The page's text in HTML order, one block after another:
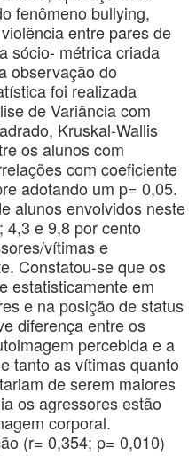
fenômeno bullying,
entre pares de
sócio- métrica criada
observação do
foi realizada
de Variância com
Kruskal-Wallis
os alunos com
com coeficiente
adotando um p= 0,05.
alunos envolvidos neste
4,3 e 9,8 por cento
vítimas e
Constatou-se que os
estatisticamente em
e na posição de status
diferença entre os
percebida e a
tanto as vítimas quanto
de serem maiores
os agressores estão
corporal.
(r= 0,354; p= 0,010)